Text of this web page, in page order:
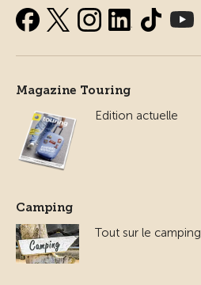
Magazine Touring
Edition actuelle
Camping
Tout sur le camping